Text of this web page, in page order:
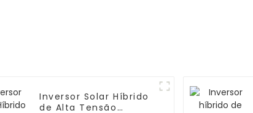
Inversor Solar Híbrido
de Alta Tensão